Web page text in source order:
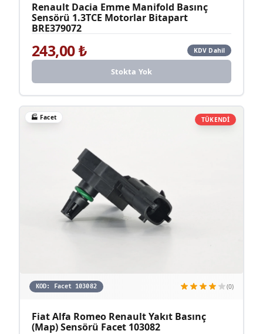
Renault Dacia Emme Manifold Basınç
Sensörü 1.3TCE Motorlar Bitapart
BRE379072
243,00₺ KDV Dahil
Stokta Yok
TÜKENDİ
🏭 Facet
KOD: Facet 103082 (0)
Fiat Alfa Romeo Renault Yakıt Basınç
(Map) Sensörü Facet 103082